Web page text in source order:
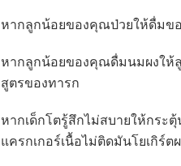
หากลูกน้อยของคุณป่วยให้ดื่มข
หากลูกน้อยของคุณดื่มนมผงให้
สูตรของทารก
หากเด็กโตรู้สึกไม่สบายให้กระ
แครกเกอร์เนื้อไม่ติดมันโยเกิร์ต